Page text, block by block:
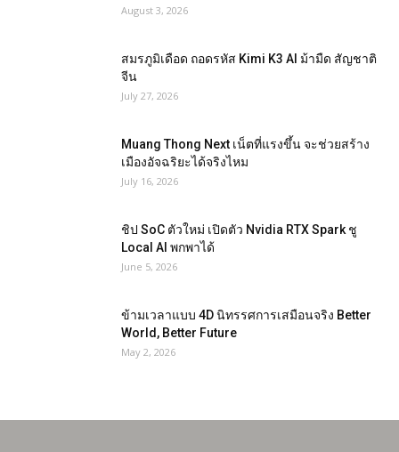
August 3, 2026
สมรภูมิเดือด ถอดรหัส Kimi K3 AI ม้ามืด สัญชาติ
จีน
July 27, 2026
Muang Thong Next เน็ตที่แรงขึ้น จะช่วยสร้าง
เมืองอัจฉริยะได้จริงไหม
July 16, 2026
ชิป SoC ตัวใหม่ เปิดตัว Nvidia RTX Spark ชู
Local AI พกพาได้
June 5, 2026
ข้ามเวลาแบบ 4D นิทรรศการเสมือนจริง Better
World, Better Future
May 2, 2026